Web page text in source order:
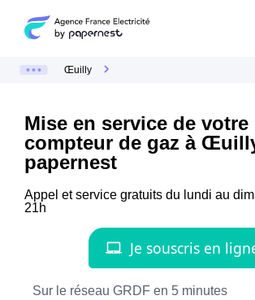
Œuilly